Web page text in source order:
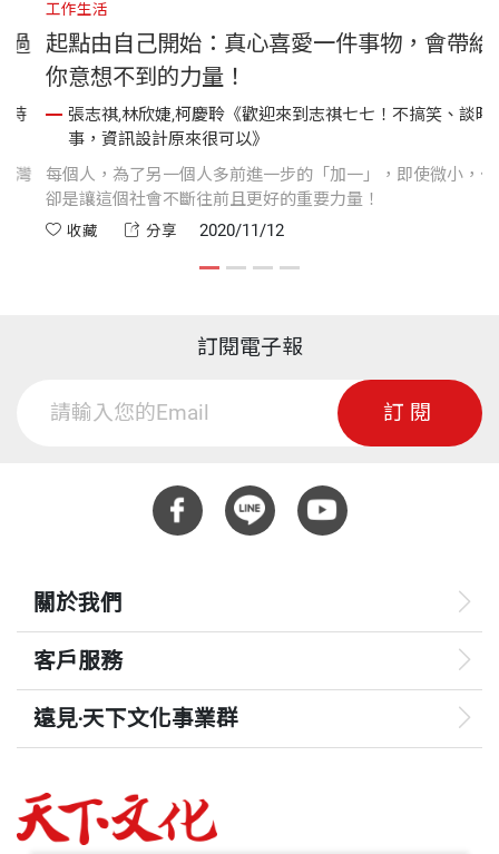
一群人如何透過
七七！不搞笑、談時
一件事，這真是台灣
起點由自己開始：真心喜愛一
你意想不到的力量！
張志祺,林欣婕,柯慶聆《歡迎來到志祺
事，資訊設計原來很可以》
每個人，為了另一個人多前進一步的「加
卻是讓這個社會不斷往前且更好的重要力
收藏 分享
訂閱電子報
訂閱
關於我們
客戶服務
遠見‧天下文化事業群
哈佛商業評論